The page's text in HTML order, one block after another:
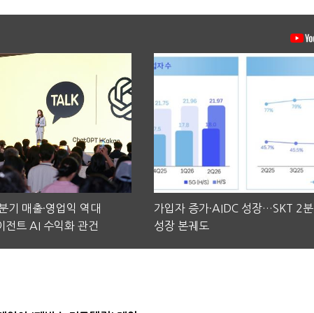
기 매출·영업익 역대
전트 AI 수익화 관건
가입자 증가·AIDC 성장…SKT 2
성장 본궤도